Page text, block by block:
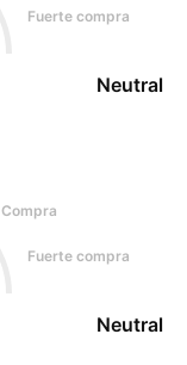
Fuerte compra
Neutral
Compra
Fuerte compra
Neutral